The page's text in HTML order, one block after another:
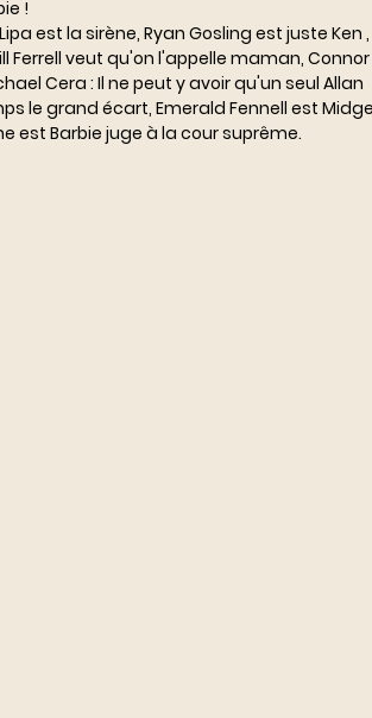
! ⠀⠀⠀⠀⠀⠀⠀⠀
est la sirène, Ryan Gosling est juste Ken
Ferrell veut qu'on l'appelle maman,
Cera : Il ne peut y avoir qu'un seul Allan
le grand écart, Emerald Fennell est
est Barbie juge à la cour suprême.